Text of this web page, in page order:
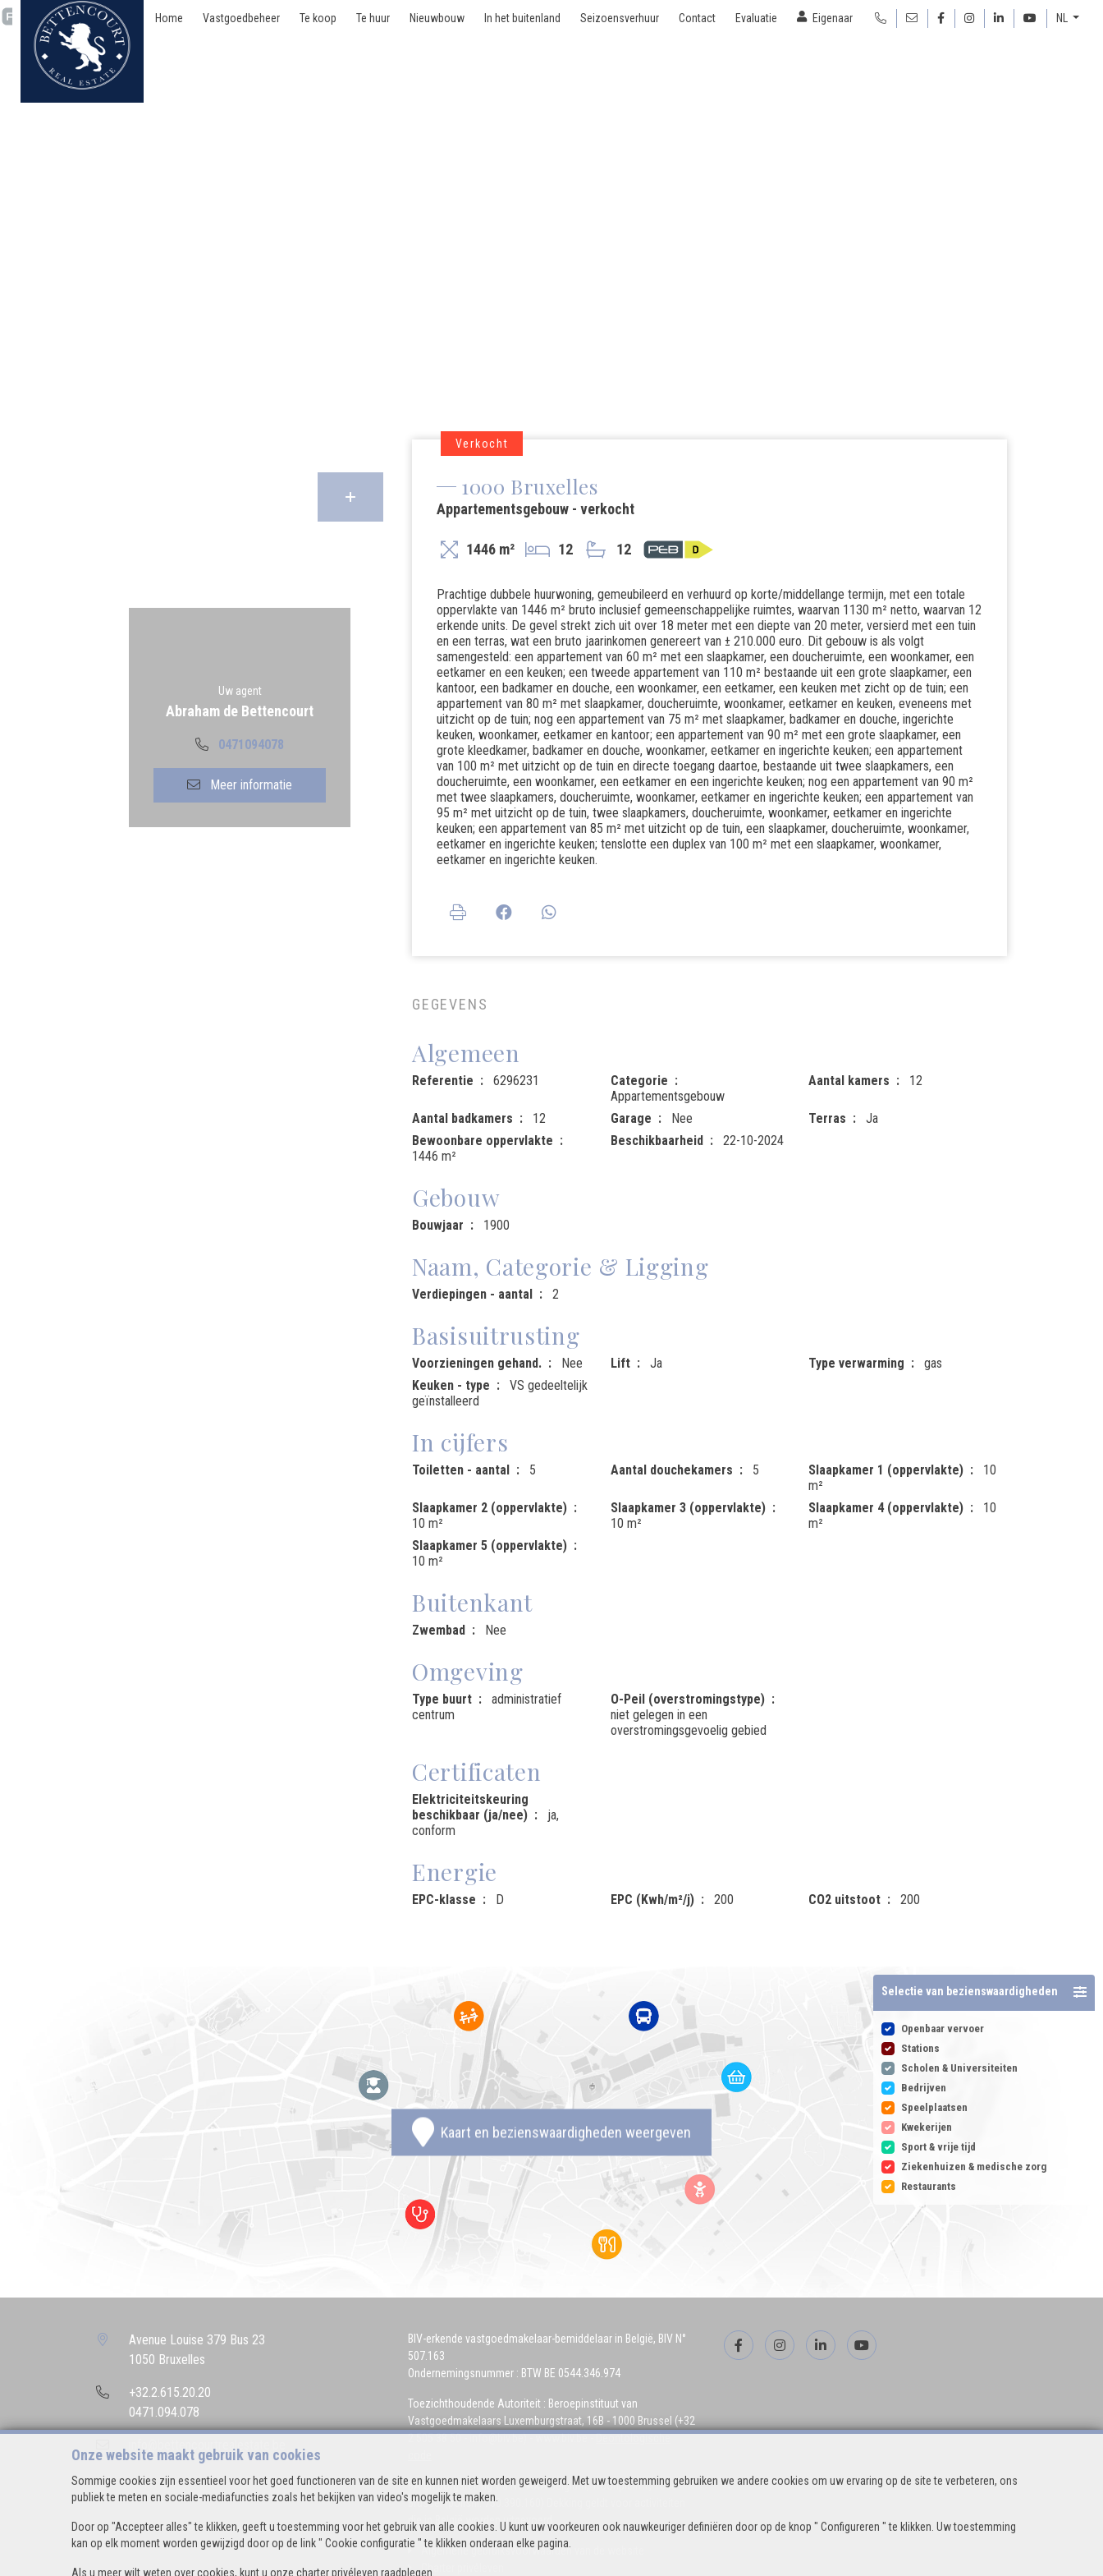
NL
Home Vastgoedbeheer Te koop Te huur Nieuwbouw In het buitenland Seizoensverhuur Contact Evaluatie Eigenaar
Appartementsgebouw - verkocht - 1000 Bruxelles
Uw agent
Abraham de Bettencourt
0471094078
Meer informatie
Verkocht
1000 Bruxelles
Appartementsgebouw - verkocht
1446 m² 12 12
Prachtige dubbele huurwoning, gemeubileerd en verhuurd op korte/middellange termijn, met een totale
oppervlakte van 1446 m² bruto inclusief gemeenschappelijke ruimtes, waarvan 1130 m² netto, waarvan 12
erkende units. De gevel strekt zich uit over 18 meter met een diepte van 20 meter, versierd met een tuin
en een terras, wat een bruto jaarinkomen genereert van ± 210.000 euro. Dit gebouw is als volgt
samengesteld: een appartement van 60 m² met een slaapkamer, een doucheruimte, een woonkamer, een
eetkamer en een keuken; een tweede appartement van 110 m² bestaande uit een grote slaapkamer, een
kantoor, een badkamer en douche, een woonkamer, een eetkamer, een keuken met zicht op de tuin; een
appartement van 80 m² met slaapkamer, doucheruimte, woonkamer, eetkamer en keuken, eveneens met
uitzicht op de tuin; nog een appartement van 75 m² met slaapkamer, badkamer en douche, ingerichte
keuken, woonkamer, eetkamer en kantoor; een appartement van 90 m² met een grote slaapkamer, een
grote kleedkamer, badkamer en douche, woonkamer, eetkamer en ingerichte keuken; een appartement
van 100 m² met uitzicht op de tuin en directe toegang daartoe, bestaande uit twee slaapkamers, een
doucheruimte, een woonkamer, een eetkamer en een ingerichte keuken; nog een appartement van 90 m²
met twee slaapkamers, doucheruimte, woonkamer, eetkamer en ingerichte keuken; een appartement van
95 m² met uitzicht op de tuin, twee slaapkamers, doucheruimte, woonkamer, eetkamer en ingerichte
keuken; een appartement van 85 m² met uitzicht op de tuin, een slaapkamer, doucheruimte, woonkamer,
eetkamer en ingerichte keuken; tenslotte een duplex van 100 m² met een slaapkamer, woonkamer,
eetkamer en ingerichte keuken.
GEGEVENS
Algemeen
Referentie 6296231
Categorie
Appartementsgebouw
Aantal kamers 12
Aantal badkamers 12 Garage Nee Terras
Ja
Bewoonbare oppervlakte
1446 m²
Beschikbaarheid 22-10-2024
Gebouw
Bouwjaar 1900
Naam, Categorie & Ligging
Verdiepingen - aantal 2
Basisuitrusting
Voorzieningen gehand. Nee Lift Ja Type verwarming
gas
Keuken - type
VS gedeeltelijk
geïnstalleerd
In cijfers
Toiletten - aantal 5 Aantal douchekamers 5 Slaapkamer 1 (oppervlakte)
10
m²
Slaapkamer 2 (oppervlakte)
10 m²
Slaapkamer 3 (oppervlakte)
10 m²
Slaapkamer 4 (oppervlakte)
10
m²
Slaapkamer 5 (oppervlakte)
10 m²
Buitenkant
Zwembad Nee
Omgeving
Type buurt
administratief
centrum
O-Peil (overstromingstype)
niet gelegen in een
overstromingsgevoelig gebied
Certificaten
Elektriciteitskeuring
beschikbaar (ja/nee)
ja,
conform
Energie
EPC-klasse D EPC (Kwh/m²/j) 200 CO2 uitstoot 200
Selectie van bezienswaardigheden
Openbaar vervoer
Stations
Scholen & Universiteiten
Bedrijven
Speelplaatsen
Kwekerijen
Sport & vrije tijd
Ziekenhuizen & medische zorg
Restaurants
Kaart en bezienswaardigheden weergeven
Onze website maakt gebruik van cookies
Sommige cookies zijn essentieel voor het goed functioneren van de site en kunnen niet worden geweigerd. Met uw toestemming gebruiken we andere cookies om uw ervaring op de site te verbeteren, ons
publiek te meten en sociale-mediafuncties zoals het bekijken van video's mogelijk te maken.
Door op "Accepteer alles" te klikken, geeft u toestemming voor het gebruik van alle cookies. U kunt uw voorkeuren ook nauwkeuriger definiëren door op de knop " Configureren " te klikken. Uw toestemming
kan op elk moment worden gewijzigd door op de link " Cookie configuratie " te klikken onderaan elke pagina.
Als u meer wilt weten over cookies, kunt u onze charter privéleven raadplegen.
Avenue Louise 379 Bus 23
1050 Bruxelles
+32.2.615.20.20
0471.094.078
info@bettencourtrealestate.be
BIV-erkende vastgoedmakelaar-bemiddelaar in België, BIV N°
507.163
Ondernemingsnummer : BTW BE 0544.346.974
Toezichthoudende Autoriteit : Beroepinstituut van
Vastgoedmakelaars Luxemburgstraat, 16B - 1000 Brussel (+32
2 505 38 50 - info@biv.be) -www.biv.be-Deontologische
BA en borgstelling via NV AXA Belgium, Troonplein 1, 1000
Brussel (polisnr. 730.390.160) Dekking geldt voor activiteiten
die in België worden uitgevoerd
Algemene gebruiksvoorwaarden van de website
Charter privéleven